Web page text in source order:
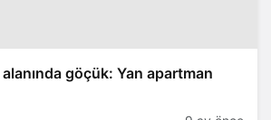
alanında göçük: Yan apartman